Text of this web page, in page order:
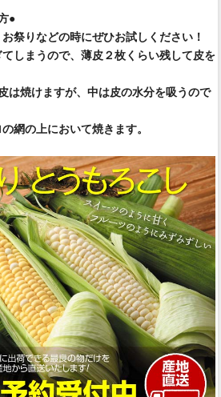
●
祭りなどの時にぜひお試しください！
しまうので、薄皮２枚くらい残して皮を
は焼けますが、中は皮の水分を吸うので
網の上において焼きます。